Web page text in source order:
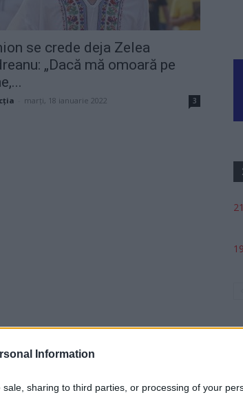
Information
sharing to third parties, or processing of your
se crede deja Zelea
„Dacă mă omoară pe
marți, 18 ianuarie 2022 3